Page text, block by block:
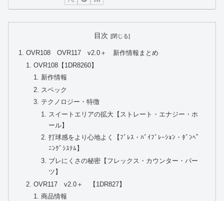
目次
OVR108 OVR117 v2.0＋ 新作情報まとめ
OVR108【1DR8260】
新作情報
スペック
テクノロジー・特徴
スイートエリアの拡大【ストレート・エナジー・ホ
ール】
打球感をより心地よく【ﾌﾞﾚｽ・ﾊﾞｲﾌﾞﾚｰｼｮﾝ・ﾀﾞﾝﾍﾟ
ﾆﾝｸﾞｼｽﾃﾑ】
ブレにくさの秘密【フレックス・カウンター・パー
ツ】
OVR117 v2.0＋ 【1DR827】
商品情報